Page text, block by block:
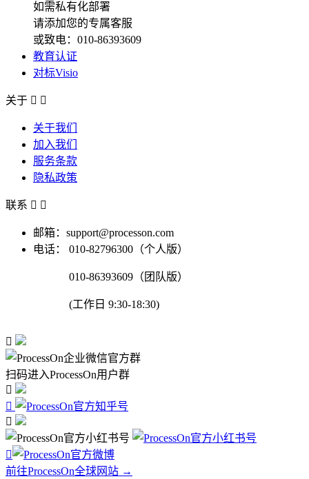
如需私有化部署
请添加您的专属客服
或致电：010-86393609
教育认证
对标Visio
关于  
关于我们
加入我们
服务条款
隐私政策
联系  
邮箱：support@processon.com
电话：
010-82796300（个人版）
010-86393609（团队版）
(工作日 9:30-18:30)

扫码进入ProcessOn用户群




前往ProcessOn全球网站 →